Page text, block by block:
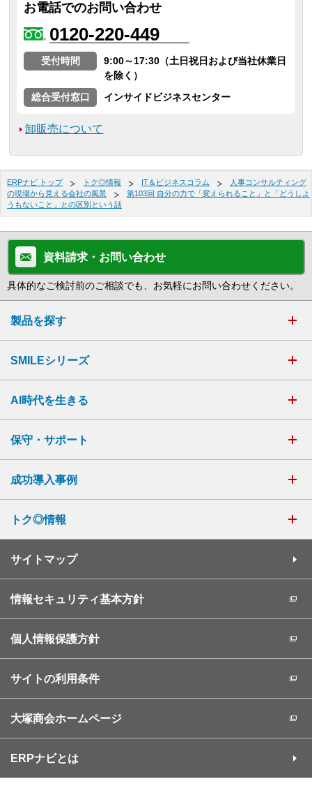
お電話でのお問い合わせ
0120-220-449
受付時間
9:00～17:30（土日祝日および当社休業日
を除く）
総合受付窓口
インサイドビジネスセンター
卸販売について
ERPナビ トップ トク◎情報 IT＆ビジネスコラム
人事コンサルティング
の現場から見える会社の風景
第103回 自分の力で「変えられること」と「どうしよ
うもないこと」との区別という話
資料請求・お問い合わせ
具体的なご検討前のご相談でも、お気軽にお問い合わせください。
製品を探す
SMILEシリーズ
AI時代を生きる
保守・サポート
成功導入事例
トク◎情報
サイトマップ
情報セキュリティ基本方針
個人情報保護方針
サイトの利用条件
大塚商会ホームページ
ERPナビとは